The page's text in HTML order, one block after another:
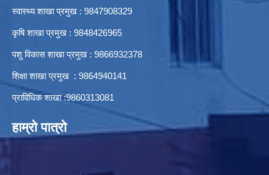
स्वास्थ्य शाखा प्रमुख : 9847908329
कृषि शाखा प्रमुख : 9848426965
पशु विकास शाखा प्रमुख : 9866932378
शिक्षा शाखा प्रमुख : 9864940141
प्राविधिक शाखा :9860313081
हाम्रो पात्रो